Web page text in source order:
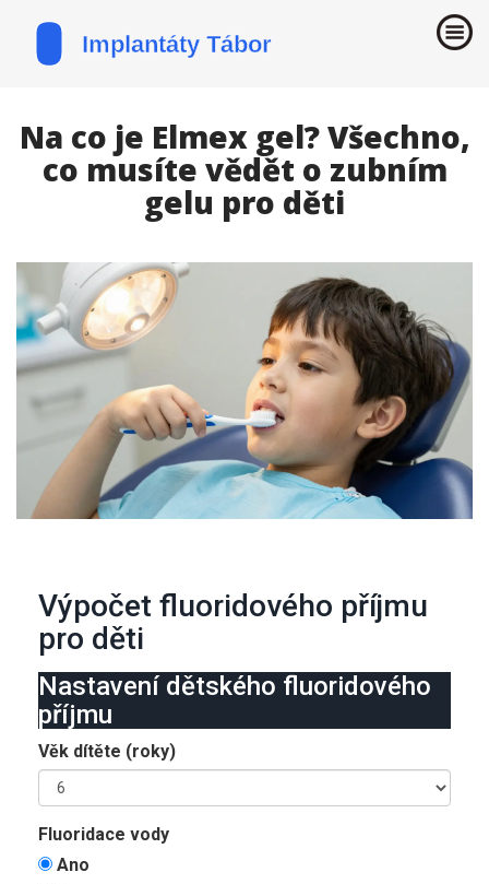
Na co je Elmex gel? Všechno,
co musíte vědět o zubním
gelu pro děti
Výpočet fluoridového příjmu
pro děti
Nastavení dětského fluoridového
příjmu
Věk dítěte (roky)
Fluoridace vody
Ano